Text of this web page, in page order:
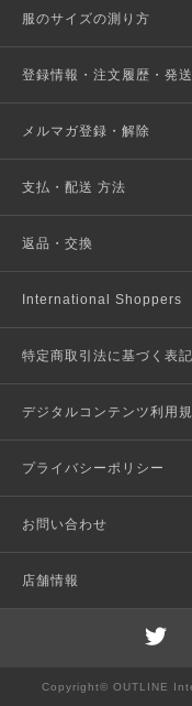
服のサイズの測り方
登録情報・注文履歴・発
メルマガ登録・解除
支払・配送 方法
返品・交換
International Shoppers
特定商取引法に基づく表記
デジタルコンテンツ利用
プライバシーポリシー
お問い合わせ
店舗情報
Copyright© OUTLINE